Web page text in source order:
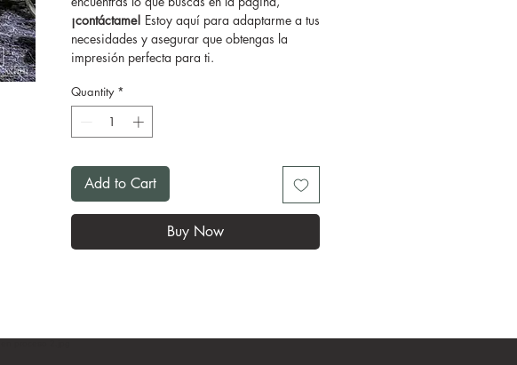
¡contáctame! Estoy aquí para adaptarme a tus
necesidades y asegurar que obtengas la
impresión perfecta para ti.
Quantity *
Add to Cart
Buy Now